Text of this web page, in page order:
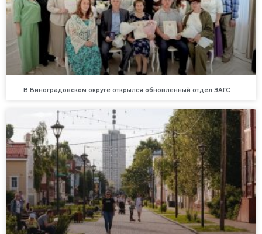
В Виноградовском округе открылся обновленный отдел ЗАГС